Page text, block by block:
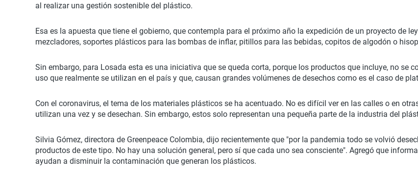
al realizar una gestión sostenible del plástico.
Esa es la apuesta que tiene el gobierno, que contempla para el próximo año la expedición de un proyecto de
mezcladores, soportes plásticos para las bombas de inflar, pitillos para las bebidas, copitos de algodón o
Sin embargo, para Losada esta es una iniciativa que se queda corta, porque los productos que incluye, no se
uso que realmente se utilizan en el país y que, causan grandes volúmenes de desechos como es el caso de
Con el coronavirus, el tema de los materiales plásticos se ha acentuado. No es difícil ver en las calles o en
utilizan una vez y se desechan. Sin embargo, estos solo representan una pequeña parte de la industria del
Silvia Gómez, directora de Greenpeace Colombia, dijo recientemente que "por la pandemia todo se volvió
productos de este tipo. No hay una solución general, pero sí que cada uno sea consciente". Agregó que
ayudan a disminuir la contaminación que generan los plásticos.